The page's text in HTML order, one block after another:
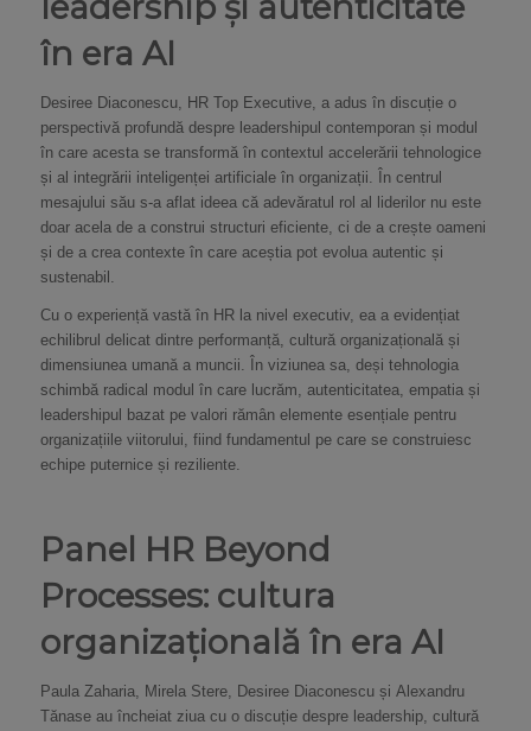
în era AI
Desiree Diaconescu, HR Top Executive, a adus în discuție o
perspectivă profundă despre leadershipul contemporan și modul
în care acesta se transformă în contextul accelerării tehnologice
și al integrării inteligenței artificiale în organizații. În centrul
mesajului său s-a aflat ideea că adevăratul rol al liderilor nu este
doar acela de a construi structuri eficiente, ci de a crește oameni
și de a crea contexte în care aceștia pot evolua autentic și
sustenabil.
Cu o experiență vastă în HR la nivel executiv, ea a evidențiat
echilibrul delicat dintre performanță, cultură organizațională și
dimensiunea umană a muncii. În viziunea sa, deși tehnologia
schimbă radical modul în care lucrăm, autenticitatea, empatia și
leadershipul bazat pe valori rămân elemente esențiale pentru
organizațiile viitorului, fiind fundamentul pe care se construiesc
echipe puternice și reziliente.
Panel HR Beyond
Processes: cultura
organizațională în era AI
Paula Zaharia, Mirela Stere, Desiree Diaconescu și Alexandru
Tănase au încheiat ziua cu o discuție despre leadership, cultură